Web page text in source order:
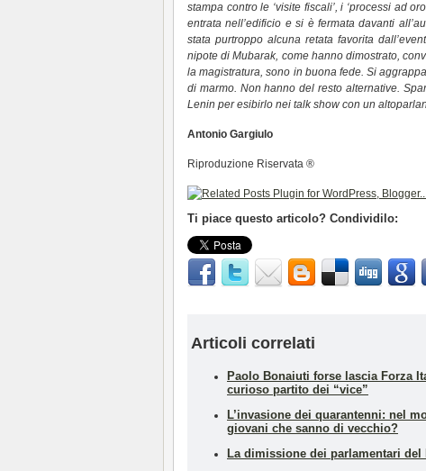
stampa contro le ‘visite fiscali’, i ‘processi ad
entrata nell’edificio e si è fermata davanti
stata purtroppo alcuna retata favorita
nipote di Mubarak, come hanno dimostrato,
la magistratura, sono in buona fede. Si
di marmo. Non hanno del resto alternative.
Lenin per esibirlo nei talk show con un
Antonio Gargiulo
Riproduzione Riservata ®
Ti piace questo articolo? Condividilo:
Articoli correlati
Paolo Bonaiuti forse lascia Forza
curioso partito dei “vice”
L’invasione dei quarantenni: nel
giovani che sanno di vecchio?
La dimissione dei parlamentari